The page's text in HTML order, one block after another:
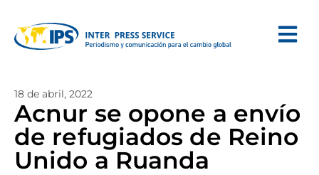
18 de abril, 2022
Acnur se opone a envío
de refugiados de Reino
Unido a Ruanda